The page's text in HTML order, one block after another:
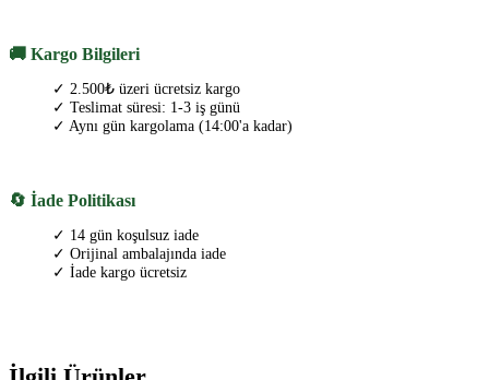
🚚 Kargo Bilgileri
✓ 2.500₺ üzeri ücretsiz kargo
✓ Teslimat süresi: 1-3 iş günü
✓ Aynı gün kargolama (14:00'a kadar)
🔄 İade Politikası
✓ 14 gün koşulsuz iade
✓ Orijinal ambalajında iade
✓ İade kargo ücretsiz